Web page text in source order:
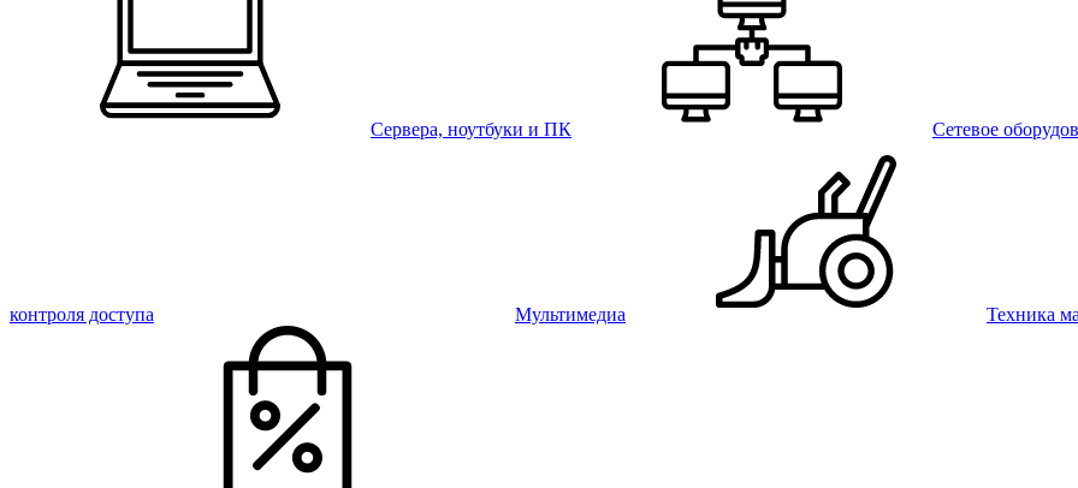
Сервера, ноутбуки и ПК Сетевое
контроля доступа Мультимедиа Техника